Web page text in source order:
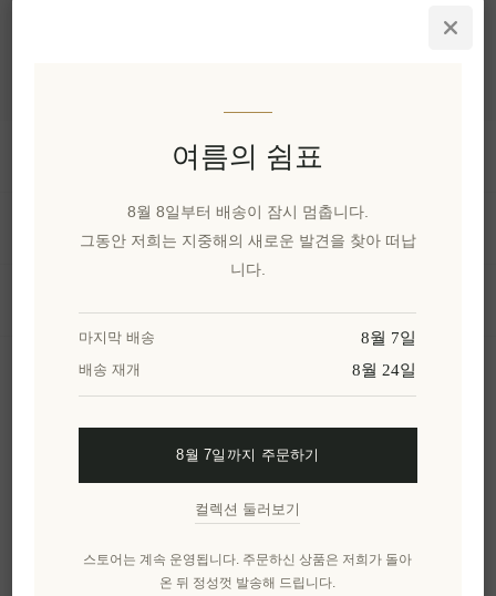
정보
내 계정
여름의 쉼표
8월 8일부터 배송이 잠시 멈춥니다.
그동안 저희는 지중해의 새로운 발견을 찾아 떠납
니다.
마지막 배송 8월 7일
배송 재개 8월 24일
8월 7일까지 주문하기
컬렉션 둘러보기
스토어는 계속 운영됩니다. 주문하신 상품은 저희가 돌아
온 뒤 정성껏 발송해 드립니다.